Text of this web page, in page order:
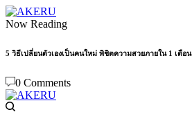
Now Reading
5 วิธีเปลี่ยนตัวเองเป็นคนใหม่ พิชิตความสวยภายใน 1 เดือน
0 Comments